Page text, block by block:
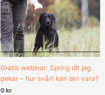
Gratis webinar: Spring dit jag
pekar – hur svårt kan det vara?
0 kr